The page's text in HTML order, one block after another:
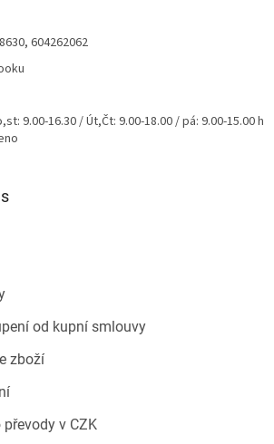
604262062
9.00-16.30 / Út,Čt: 9.00-18.00 / pá: 9.00-15.00 h
od kupní smlouvy
zboží
v CZK